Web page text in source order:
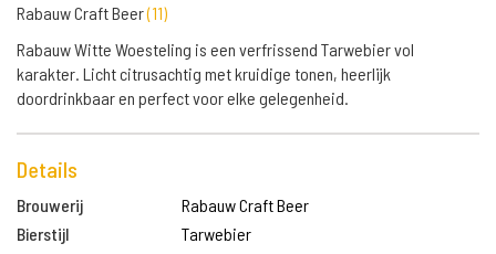
Rabauw Craft Beer(11)
Rabauw Witte Woesteling is een verfrissend Tarwebier vol
karakter. Licht citrusachtig met kruidige tonen, heerlijk
doordrinkbaar en perfect voor elke gelegenheid.
Details
Brouwerij
Rabauw Craft Beer
Bierstijl
Tarwebier